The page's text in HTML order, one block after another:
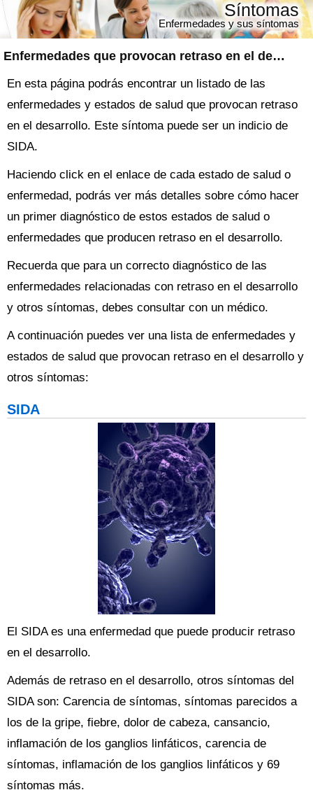
Enfermedades que provocan retraso en el desarrollo
Síntomas
Enfermedades y sus síntomas
En esta página podrás encontrar un listado de las
enfermedades y estados de salud que provocan retraso
en el desarrollo. Este síntoma puede ser un indicio de
SIDA.
Haciendo click en el enlace de cada estado de salud o
enfermedad, podrás ver más detalles sobre cómo hacer
un primer diagnóstico de estos estados de salud o
enfermedades que producen retraso en el desarrollo.
Recuerda que para un correcto diagnóstico de las
enfermedades relacionadas con retraso en el desarrollo
y otros síntomas, debes consultar con un médico.
A continuación puedes ver una lista de enfermedades y
estados de salud que provocan retraso en el desarrollo y
otros síntomas:
SIDA
El SIDA es una enfermedad que puede producir retraso
en el desarrollo.
Además de retraso en el desarrollo, otros síntomas del
SIDA son: Carencia de síntomas, síntomas parecidos a
los de la gripe, fiebre, dolor de cabeza, cansancio,
inflamación de los ganglios linfáticos, carencia de
síntomas, inflamación de los ganglios linfáticos y 69
síntomas más.